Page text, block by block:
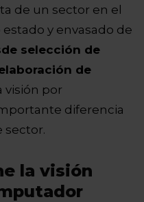
de un sector en el
y envasado de
selección de
de
visión por
diferencia
sector.
la visión